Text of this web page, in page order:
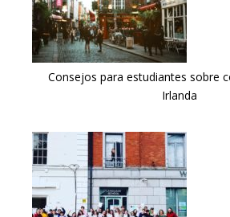
Consejos para estudiantes sobre
Irlanda